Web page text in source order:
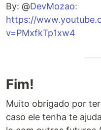
By: @DevMozao:
https://
v=PMxfkTp1xw4
Fim!
Muito obrigado por
caso ele tenha te